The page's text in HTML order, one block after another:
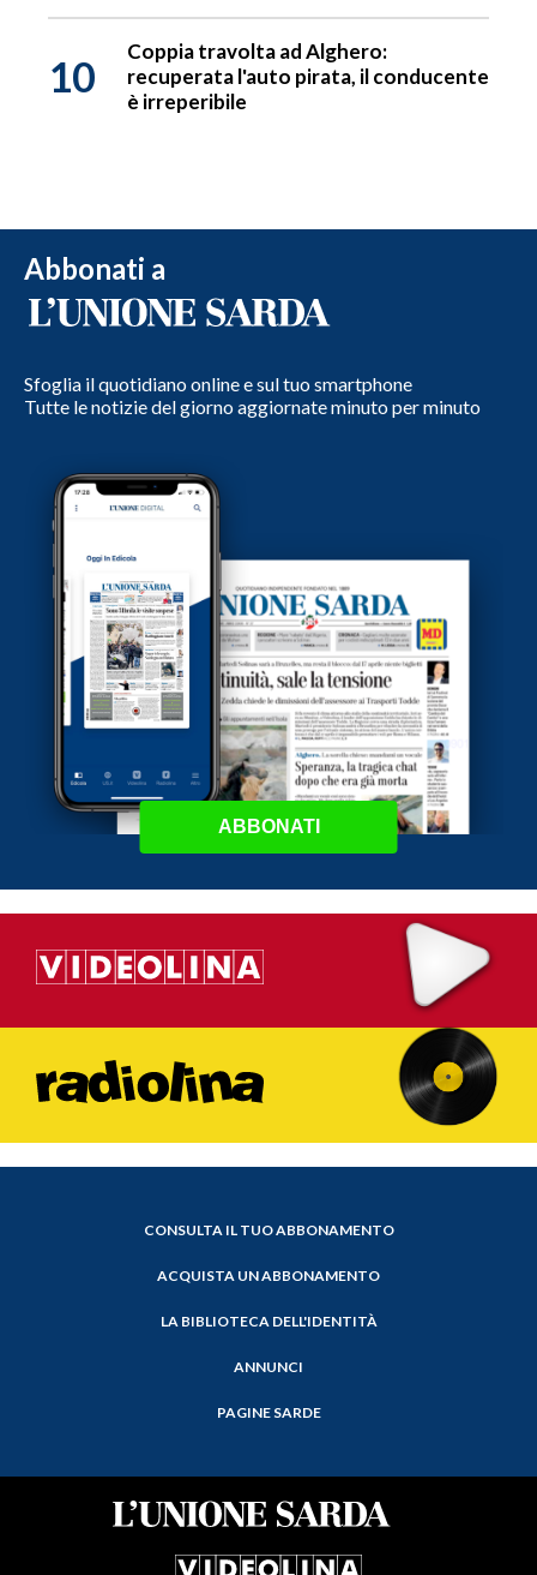
10
Coppia travolta ad Alghero:
recuperata l'auto pirata, il conducente
è irreperibile
Abbonati a
Sfoglia il quotidiano online e sul tuo smartphone
Tutte le notizie del giorno aggiornate minuto per minuto
ABBONATI
CONSULTA IL TUO ABBONAMENTO
ACQUISTA UN ABBONAMENTO
LA BIBLIOTECA DELL'IDENTITÀ
ANNUNCI
PAGINE SARDE